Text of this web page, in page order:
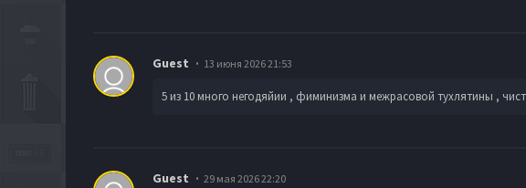
Guest 13 июня 2026 21:53
5 из 10 много негодяйии , фиминизма и межрасовой тухлятины ,
Guest 29 мая 2026 22:20